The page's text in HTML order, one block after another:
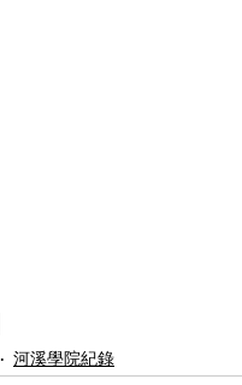
河溪學院紀錄